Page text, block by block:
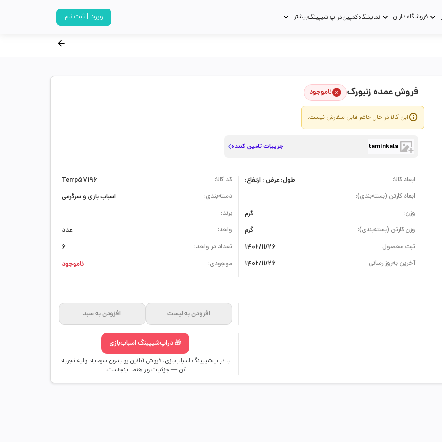
فروشگاه داران نمایشگاهکمپیندراپ شیپینگبیشتر ورود | ثبت نام
فروش عمده زنبورک ناموجود
این کالا در حال حاضر قابل سفارش نیست.
taminkala جزییات تامین کننده
ابعاد کالا: طول: عرض : ارتفاع:
ابعاد کارتن (بسته‌بندی):
وزن:
گرم
وزن کارتن (بسته‌بندی): گرم
ثبت محصول 1402/11/26
آخرین به‌روز رسانی 1402/11/26
کد کالا: Temp57196
دسته‌بندی: اسباب بازی و سرگرمی
برند:
واحد:
عدد
تعداد در واحد: 6
موجودی: ناموجود
افزودن به لیست افزودن به سبد
🎁 دراپ‌شیپینگ اسباب‌بازی
با دراپ‌شیپینگ اسباب‌بازی، فروش آنلاین رو بدون سرمایه اولیه تجربه
کن — جزئیات و راهنما اینجاست.